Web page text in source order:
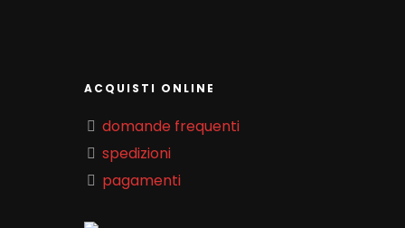
ACQUISTI ONLINE
domande frequenti
spedizioni
pagamenti